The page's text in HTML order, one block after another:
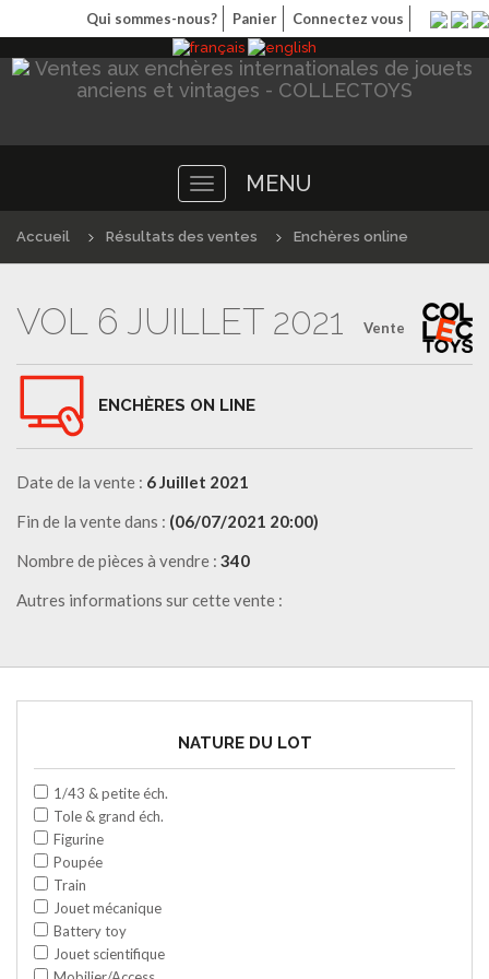
Qui sommes-nous? Panier Connectez vous
Toggle
navigation
MENU
Accueil Résultats des ventes Enchères online
Vente
VOL 6 JUILLET 2021
ENCHÈRES ON LINE
Date de la vente : 6 Juillet 2021
Fin de la vente dans : (06/07/2021 20:00)
Nombre de pièces à vendre : 340
Autres informations sur cette vente :
NATURE DU LOT
1/43 & petite éch.
Tole & grand éch.
Figurine
Poupée
Train
Jouet mécanique
Battery toy
Jouet scientifique